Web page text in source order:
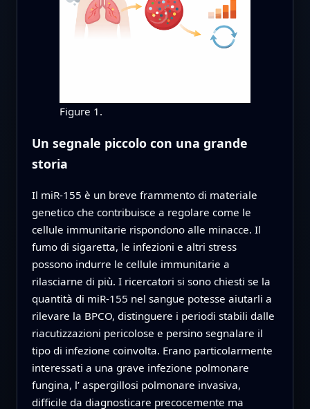
Figure 1.
Un segnale piccolo con una grande
storia
Il miR-155 è un breve frammento di materiale
genetico che contribuisce a regolare come le
cellule immunitarie rispondono alle minacce. Il
fumo di sigaretta, le infezioni e altri stress
possono indurre le cellule immunitarie a
rilasciarne di più. I ricercatori si sono chiesti se la
quantità di miR-155 nel sangue potesse aiutarli a
rilevare la BPCO, distinguere i periodi stabili dalle
riacutizzazioni pericolose e persino segnalare il
tipo di infezione coinvolta. Erano particolarmente
interessati a una grave infezione polmonare
fungina, l’ aspergillosi polmonare invasiva,
difficile da diagnosticare precocemente ma